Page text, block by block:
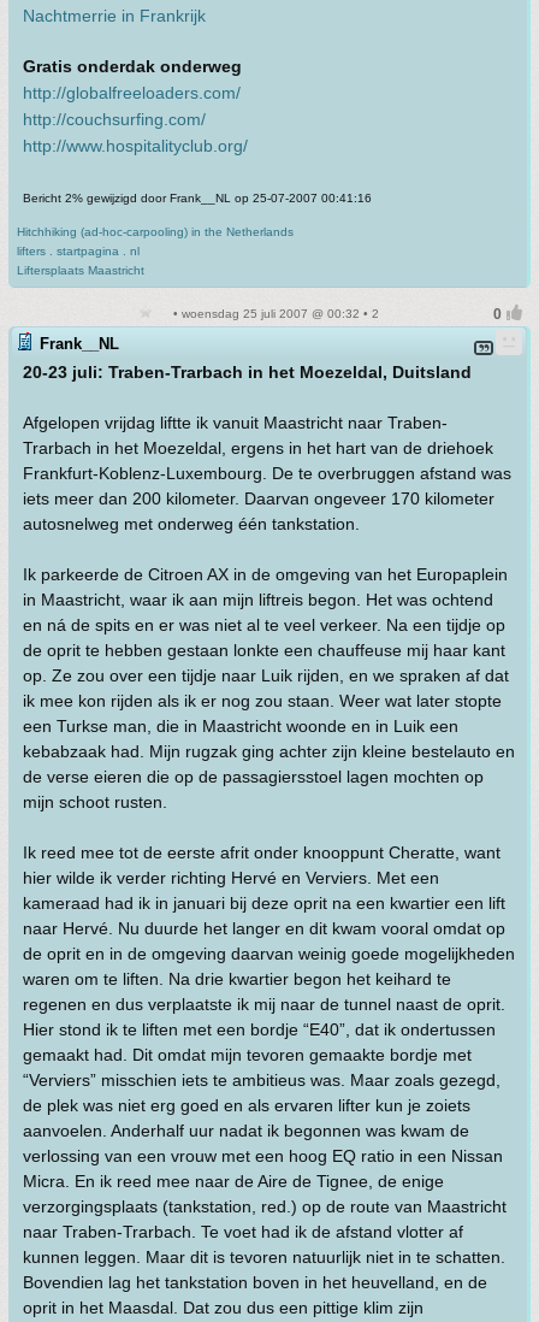
Nachtmerrie in Frankrijk
Gratis onderdak onderweg
http://globalfreeloaders.com/
http://couchsurfing.com/
http://www.hospitalityclub.org/
Bericht 2% gewijzigd door Frank__NL op 25-07-2007 00:41:16
Hitchhiking (ad-hoc-carpooling) in the Netherlands
lifters . startpagina . nl
Liftersplaats Maastricht
• woensdag 25 juli 2007 @ 00:32 • 2
Frank__NL
20-23 juli: Traben-Trarbach in het Moezeldal, Duitsland
Afgelopen vrijdag liftte ik vanuit Maastricht naar Traben-
Trarbach in het Moezeldal, ergens in het hart van de driehoek
Frankfurt-Koblenz-Luxembourg. De te overbruggen afstand was
iets meer dan 200 kilometer. Daarvan ongeveer 170 kilometer
autosnelweg met onderweg één tankstation.
Ik parkeerde de Citroen AX in de omgeving van het Europaplein
in Maastricht, waar ik aan mijn liftreis begon. Het was ochtend
en ná de spits en er was niet al te veel verkeer. Na een tijdje op
de oprit te hebben gestaan lonkte een chauffeuse mij haar kant
op. Ze zou over een tijdje naar Luik rijden, en we spraken af dat
ik mee kon rijden als ik er nog zou staan. Weer wat later stopte
een Turkse man, die in Maastricht woonde en in Luik een
kebabzaak had. Mijn rugzak ging achter zijn kleine bestelauto en
de verse eieren die op de passagiersstoel lagen mochten op
mijn schoot rusten.
Ik reed mee tot de eerste afrit onder knooppunt Cheratte, want
hier wilde ik verder richting Hervé en Verviers. Met een
kameraad had ik in januari bij deze oprit na een kwartier een lift
naar Hervé. Nu duurde het langer en dit kwam vooral omdat op
de oprit en in de omgeving daarvan weinig goede mogelijkheden
waren om te liften. Na drie kwartier begon het keihard te
regenen en dus verplaatste ik mij naar de tunnel naast de oprit.
Hier stond ik te liften met een bordje “E40”, dat ik ondertussen
gemaakt had. Dit omdat mijn tevoren gemaakte bordje met
“Verviers” misschien iets te ambitieus was. Maar zoals gezegd,
de plek was niet erg goed en als ervaren lifter kun je zoiets
aanvoelen. Anderhalf uur nadat ik begonnen was kwam de
verlossing van een vrouw met een hoog EQ ratio in een Nissan
Micra. En ik reed mee naar de Aire de Tignee, de enige
verzorgingsplaats (tankstation, red.) op de route van Maastricht
naar Traben-Trarbach. Te voet had ik de afstand vlotter af
kunnen leggen. Maar dit is tevoren natuurlijk niet in te schatten.
Bovendien lag het tankstation boven in het heuvelland, en de
oprit in het Maasdal. Dat zou dus een pittige klim zijn